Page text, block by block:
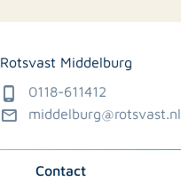
Rotsvast Middelburg
0118-611412
middelburg@rotsvast.nl
Contact